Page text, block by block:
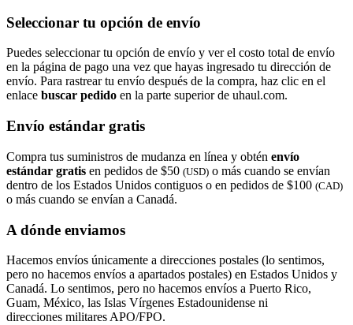
Seleccionar tu opción de envío
Puedes seleccionar tu opción de envío y ver el costo total de envío
en la página de pago una vez que hayas ingresado tu dirección de
envío. Para rastrear tu envío después de la compra, haz clic en el
enlace buscar pedido​​​​​​​ en la parte superior de uhaul.com.
Envío estándar gratis
Compra tus suministros de mudanza en línea y obtén envío
estándar gratis en pedidos de $50 (USD) o más cuando se envían
dentro de los Estados Unidos contiguos o en pedidos de $100 (CAD)
o más cuando se envían a Canadá.
A dónde enviamos
Hacemos envíos únicamente a direcciones postales (lo sentimos,
pero no hacemos envíos a apartados postales) en Estados Unidos y
Canadá. Lo sentimos, pero no hacemos envíos a Puerto Rico,
Guam, México, las Islas Vírgenes Estadounidense ni
direcciones militares APO/FPO.